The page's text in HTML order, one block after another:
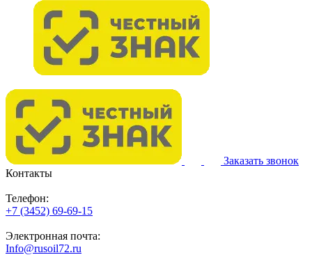
Заказать звонок
Контакты
Телефон:
+7 (3452) 69-69-15
Электронная почта:
Info@rusoil72.ru